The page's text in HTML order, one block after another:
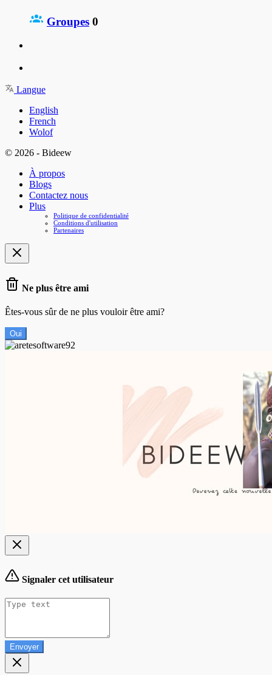
Groupes 0
Langue
English
French
Wolof
© 2026 - Bideew
À propos
Blogs
Contactez nous
Plus
Politique de confidentialité
Conditions d'utilisation
Partenaires
Ne plus être ami
Êtes-vous sûr de ne plus vouloir être ami?
Oui
Signaler cet utilisateur
Envoyer